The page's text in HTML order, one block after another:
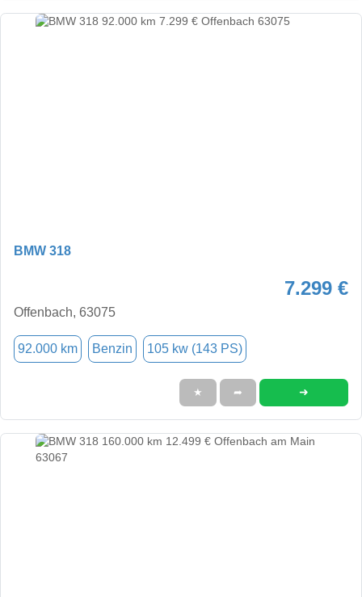
BMW 318
7.299 €
Offenbach, 63075
92.000 km Benzin 105 kw (143 PS)
★ ➦ ➜